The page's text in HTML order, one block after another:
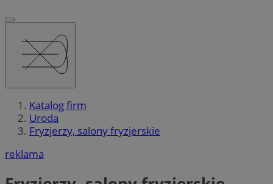
Katalog firm
Uroda
Fryzjerzy, salony fryzjerskie
reklama